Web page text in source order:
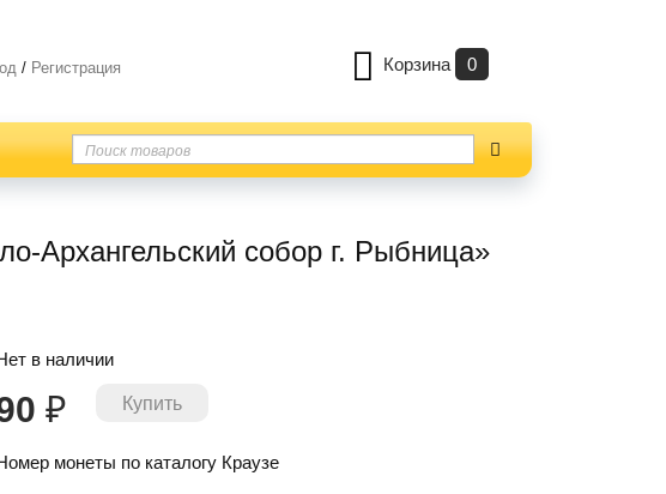
/Регистрация Корзина 0
Архангельский собор г. Рыбница»
в наличии
₽
монеты по каталогу Краузе